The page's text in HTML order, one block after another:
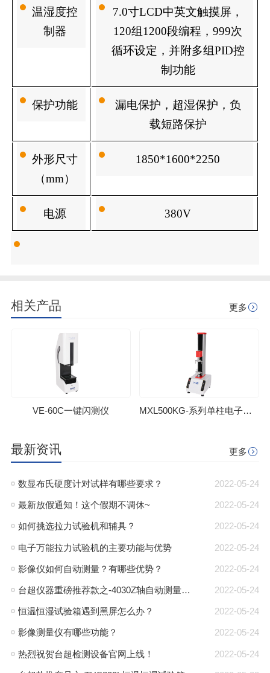
温湿度控
制器
7.0寸LCD中英文触摸屏，
120组1200段编程，999次
循环设定，并附多组PID控
制功能
保护功能
漏电保护，超湿保护，负
载短路保护
外形尺寸
（mm）
1850*1600*2250
电源 380V
相关产品 更多
VE-60C一键闪测仪 MXL500KG-系列单柱电子拉力试验机
最新资讯 更多
2022-05-24
数显布氏硬度计对试样有哪些要求？
2022-05-24
最新放假通知！这个假期不调休~
2022-05-24
如何挑选拉力试验机和辅具？
2022-05-24
电子万能拉力试验机的主要功能与优势
2022-05-24
影像仪如何自动测量？有哪些优势？
2022-05-24
台超仪器重磅推荐款之-4030Z轴自动测量仪！
2022-05-24
恒温恒湿试验箱遇到黑屏怎么办？
2022-05-24
影像测量仪有哪些功能？
2022-05-24
热烈祝贺台超检测设备官网上线！